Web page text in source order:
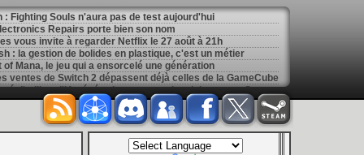
: Fighting Souls n'aura pas de test aujourd'hui
Repairs porte bien son nom
vous invite à regarder Netflix le 27 août à 21h
: la gestion de bolides en plastique, c'est un métier
Mana, le jeu qui a ensorcelé une génération
ventes de Switch 2 dépassent déjà celles de la GameCube
[
GK] Kingdom Hearts : accusé d'utiliser l'IA générative sur son visuel de promo, Square Enix invoque « l'erreur humaine »
de Halo : Campaign Evolved
[
GK] Inspiré par System Shock 2 et Doom 3, le FPS DERELIKT veut vous foutre la trouille à la fin 2026
l’affichage emblématique de la Game Boy
Éclatants » arriveront sur Switch 2 en octobre